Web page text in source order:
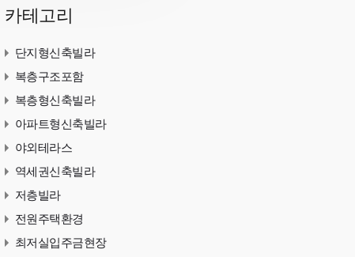
카테고리
단지형신축빌라
복층구조포함
복층형신축빌라
아파트형신축빌라
야외테라스
역세권신축빌라
저층빌라
전원주택환경
최저실입주금현장